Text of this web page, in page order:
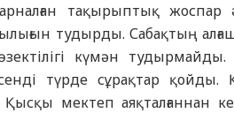
тақырыптық
тудырды. Сабақтың
күмән
түрде сұрақтар қойды.
мектеп аяқталғаннан